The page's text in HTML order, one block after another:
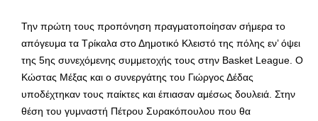
Την πρώτη τους προπόνηση πραγματοποίησαν σήμερα το
απόγευμα τα Τρίκαλα στο Δημοτικό Κλειστό της πόλης εν’ όψει
της 5ης συνεχόμενης συμμετοχής τους στην Basket League. Ο
Κώστας Μέξας και ο συνεργάτης του Γιώργος Δέδας
υποδέχτηκαν τους παίκτες και έπιασαν αμέσως δουλειά. Στην
θέση του γυμναστή Πέτρου Συρακόπουλου που θα